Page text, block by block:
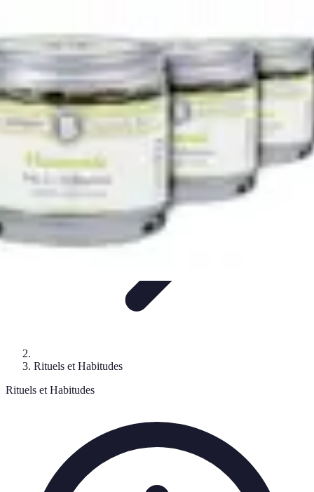
RelaxationRoutines et HabitudesTechniques de Relaxation
Astuces Anti Stress
Rituels et Habitudes
Rituels et Habitudes